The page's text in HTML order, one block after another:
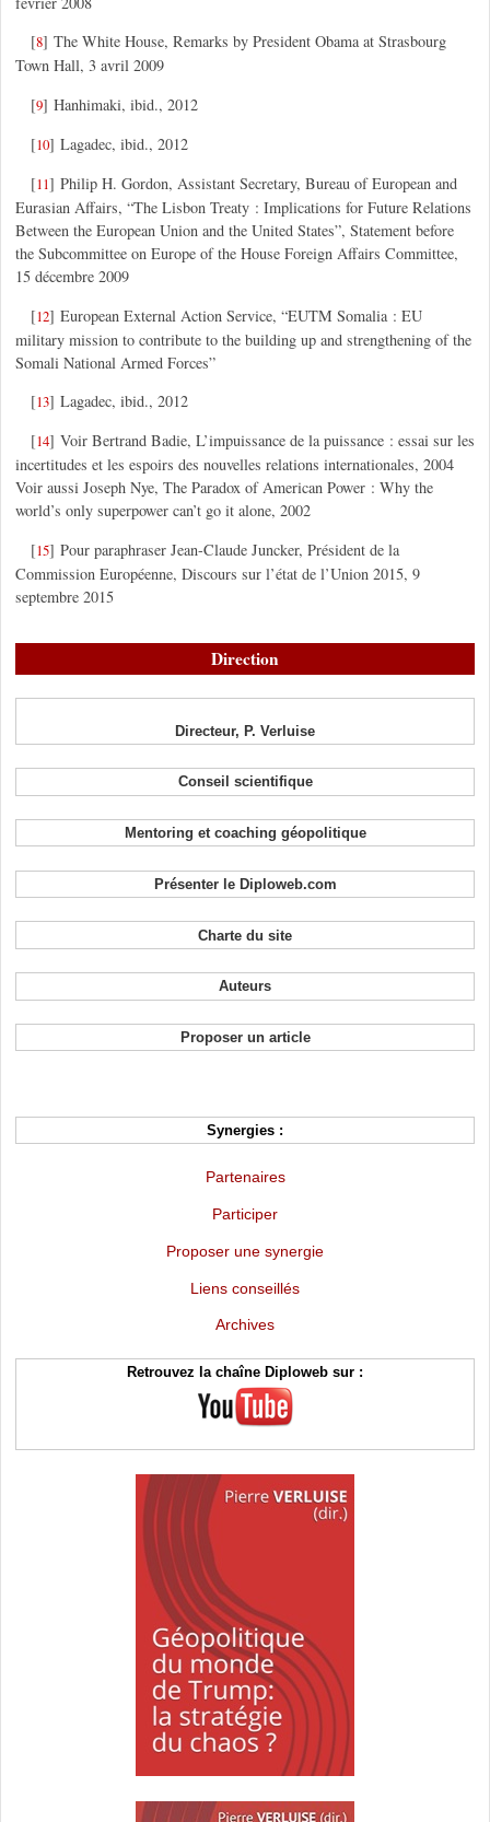
[8]The White House, Remarks by President Obama at Strasbourg
Town Hall, 3 avril 2009
[9]Hanhimaki, ibid., 2012
[10]Lagadec, ibid., 2012
[11]Philip H. Gordon, Assistant Secretary, Bureau of European and
Eurasian Affairs, “The Lisbon Treaty : Implications for Future Relations
Between the European Union and the United States”, Statement before
the Subcommittee on Europe of the House Foreign Affairs Committee,
15 décembre 2009
[12]European External Action Service, “EUTM Somalia : EU
military mission to contribute to the building up and strengthening of the
Somali National Armed Forces”
[13]Lagadec, ibid., 2012
[14]Voir Bertrand Badie, L’impuissance de la puissance : essai sur les
incertitudes et les espoirs des nouvelles relations internationales, 2004
Voir aussi Joseph Nye, The Paradox of American Power : Why the
world’s only superpower can’t go it alone, 2002
[15]Pour paraphraser Jean-Claude Juncker, Président de la
Commission Européenne, Discours sur l’état de l’Union 2015, 9
septembre 2015
Direction
Directeur, P. Verluise
Conseil scientifique
Mentoring et coaching géopolitique
Présenter le Diploweb.com
Charte du site
Auteurs
Proposer un article
Synergies :
Partenaires
Participer
Proposer une synergie
Liens conseillés
Archives
Retrouvez la chaîne Diploweb sur :